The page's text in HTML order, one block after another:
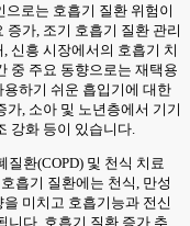
으로는 호흡기 질환 위험이
증가, 조기 호흡기 질환 관리
신흥 시장에서의 호흡기 치
중 주요 동향으로는 재택용
하기 쉬운 흡입기에 대한
가, 소아 및 노년층에서 기기
강화 등이 있습니다.
환(COPD) 및 천식 치료
흡기 질환에는 천식, 만성
미치고 호흡기능과 전신
니다. 호흡기 질환 증가 추